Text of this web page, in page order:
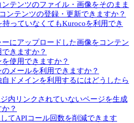
テンツのファイル・画像をそのまま
ンテンツの登録・更新できますか？
っていなくてもKurocoを利用でき
にアップロードした画像をコンテン
きますか？
使用できますか？
メールを利用できますか？
自ドメインを利用するにはどうしたら
内リンクされていないページを生成
？
てAPIコール回数を削減できます